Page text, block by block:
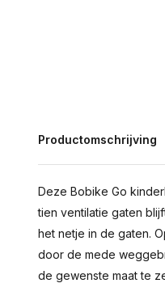
Productomschrijving
Deze Bobike Go
tien ventilatie gaten
het netje in de gaten.
door de mede
de gewenste maat te